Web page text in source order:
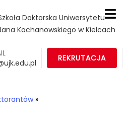
Doktorska Uniwersytetu
Kochanowskiego w Kielcach
REKRUTACJA
»